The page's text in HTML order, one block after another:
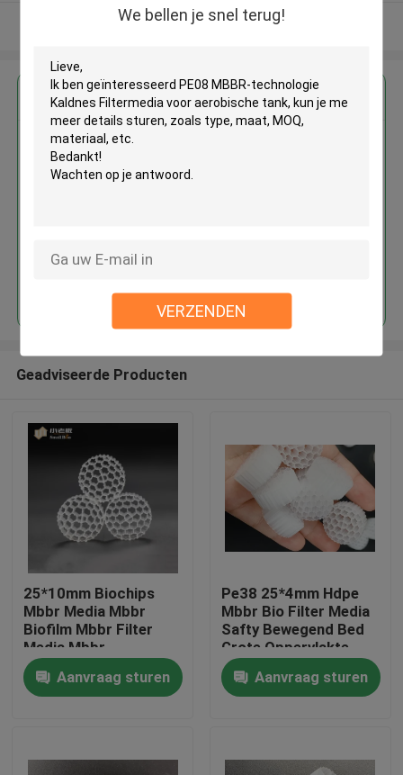
We bellen je snel terug!
VERZENDEN
Huis
Bekijk meer
Krijg de beste prijs voor
Kaldnes Filtermedia voor
Geadviseerde Producten
25*10mm Biochips
Mbbr Media Mbbr
Biofilm Mbbr Filter
Media Mbbr
Technologie
Aanvraag sturen
Pe38 25*4mm Hdpe
Mbbr Bio Filter Media
Safty Bewegend Bed
Grote Oppervlakte
Aanvraag sturen